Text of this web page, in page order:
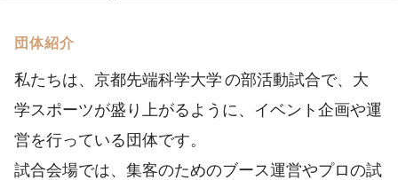
団体紹介
私たちは、京都先端科学大学 の部活動試合で、大
学スポーツが盛り上がるように、イベント企画や運
営を行っている団体です。
試合会場では、集客のためのブース運営やプロの試